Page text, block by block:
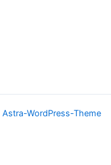
Astra-WordPress-Theme